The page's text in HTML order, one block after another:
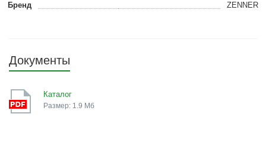
Бренд ZENNER
Документы
Каталог
Размер: 1.9 Мб